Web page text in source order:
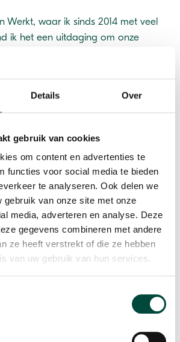
Details Over
gebruik van cookies
om content en advertenties te
functies voor social media te bieden
te analyseren. Ook delen we
gebruik van onze site met onze
media, adverteren en analyse. Deze
gegevens combineren met andere
ze heeft verstrekt of die ze hebben
van uw gebruik van hun services.
Werkt, waar ik sinds 2014 met veel
ik het een uitdaging om onze
op de horizon zetten en de route
je wel invloed op hebt en wat jij zelf
situatie nu te verbeteren.
coach maak ik gebruik van mijn
mensen letterlijk in beweging te
en interesse in de ander
wat iemand zijn drijfveren zijn.
het moment waarop een
(terug)vindt om zelf de
en regie kunnen pakken met
eigen gedrag is wat mij betreft een